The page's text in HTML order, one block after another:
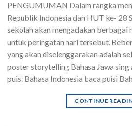
PENGUMUMAN Dalam rangka
Republik Indonesia dan HUT ke- 28
sekolah akan mengadakan berbagai
untuk peringatan hari tersebut.
yang akan diselenggarakan adalah
poster storytelling Bahasa Jawa sing
puisi Bahasa Indonesia baca puisi
CONTINUE